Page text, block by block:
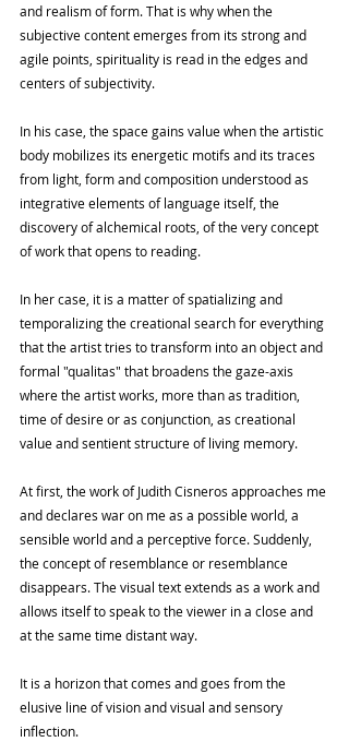
and realism of form. That is why when the
subjective content emerges from its strong and
agile points, spirituality is read in the edges and
centers of subjectivity.
In his case, the space gains value when the artistic
body mobilizes its energetic motifs and its traces
from light, form and composition understood as
integrative elements of language itself, the
discovery of alchemical roots, of the very concept
of work that opens to reading.
In her case, it is a matter of spatializing and
temporalizing the creational search for everything
that the artist tries to transform into an object and
formal "qualitas" that broadens the gaze-axis
where the artist works, more than as tradition,
time of desire or as conjunction, as creational
value and sentient structure of living memory.
At first, the work of Judith Cisneros approaches me
and declares war on me as a possible world, a
sensible world and a perceptive force. Suddenly,
the concept of resemblance or resemblance
disappears. The visual text extends as a work and
allows itself to speak to the viewer in a close and
at the same time distant way.
It is a horizon that comes and goes from the
elusive line of vision and visual and sensory
inflection.